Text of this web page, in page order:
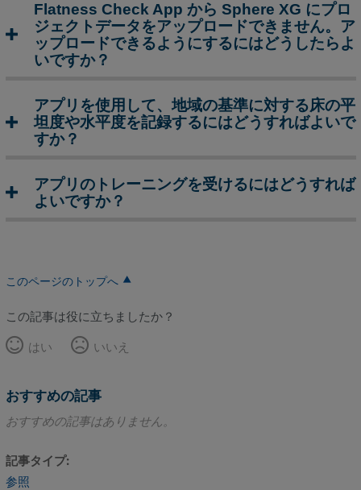
を
イ
ン
ス
ー
ル
で
す
か？
期
終
後
け
た
考
Flatness Check App から Sphere XG にプロ
ジェクトデータをアップロードできません。ア
ップロードできるようにするにはどうしたらよ
いですか？
アプリを使用して、地域の基準に対する床の平
坦度や水平度を記録するにはどうすればよいで
すか？
アプリのトレーニングを受けるにはどうすれば
よいですか？
このページのトップへ
この記事は役に立ちましたか？
はい
いいえ
おすすめの記事
おすすめの記事はありません。
記事タイプ
参照